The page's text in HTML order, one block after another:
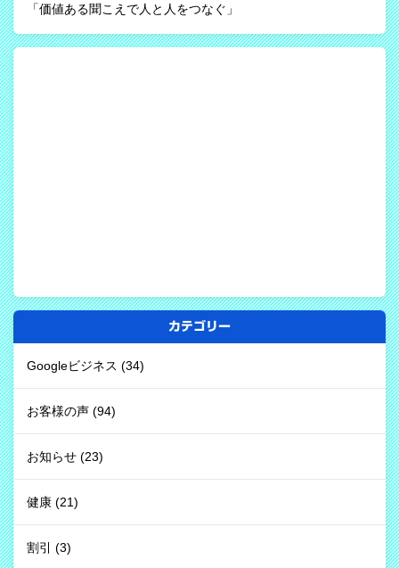
「価値ある聞こえで人と人をつなぐ」
カテゴリー
Googleビジネス (34)
お客様の声 (94)
お知らせ (23)
健康 (21)
割引 (3)